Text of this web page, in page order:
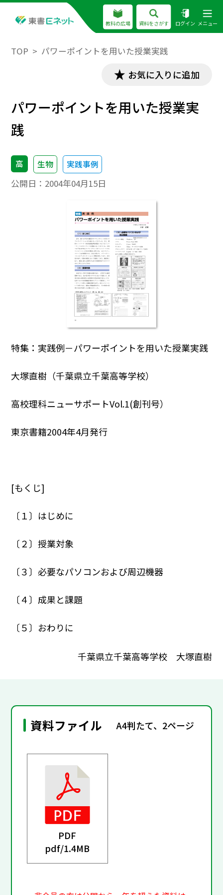
教科の広場 資料をさがす ログイン メニュー
TOP パワーポイントを用いた授業実践
お気に入りに追加
パワーポイントを用いた授業実
践
高 生物 実践事例
公開日： 2004年04月15日
特集：実践例－パワーポイントを用いた授業実践
大塚直樹（千葉県立千葉高等学校）
高校理科ニューサポートVol.1(創刊号）
東京書籍2004年4月発行
[もくじ]
〔１〕はじめに
〔２〕授業対象
〔３〕必要なパソコンおよび周辺機器
〔４〕成果と課題
〔５〕おわりに
千葉県立千葉高等学校 大塚直樹
資料ファイル A4判たて、2ページ
PDF
pdf/1.4MB